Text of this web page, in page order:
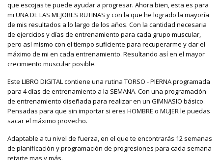
que escojas te puede ayudar a progresar. Ahora bien, esta es para
mi UNA DE LAS MEJORES RUTINAS y con la que he logrado la mayoría
de mis resultados a lo largo de los años. Con la cantidad necesaria
de ejercicios y días de entrenamiento para cada grupo muscular,
pero así mismo con el tiempo suficiente para recuperarme y dar el
máximo de mi en cada entrenamiento. Resultando así en el mayor
crecimiento muscular posible.
Este LIBRO DIGITAL contiene una rutina TORSO - PIERNA programada
para 4 días de entrenamiento a la SEMANA. Con una programación
de entrenamiento diseñada para realizar en un GIMNASIO básico.
Pensadas para que sin importar si eres HOMBRE o MUJER le puedas
sacar el máximo provecho.
Adaptable a tu nivel de fuerza, en el que te encontrarás 12 semanas
de planificación y programación de progresiones para cada semana
retarte mas y más.